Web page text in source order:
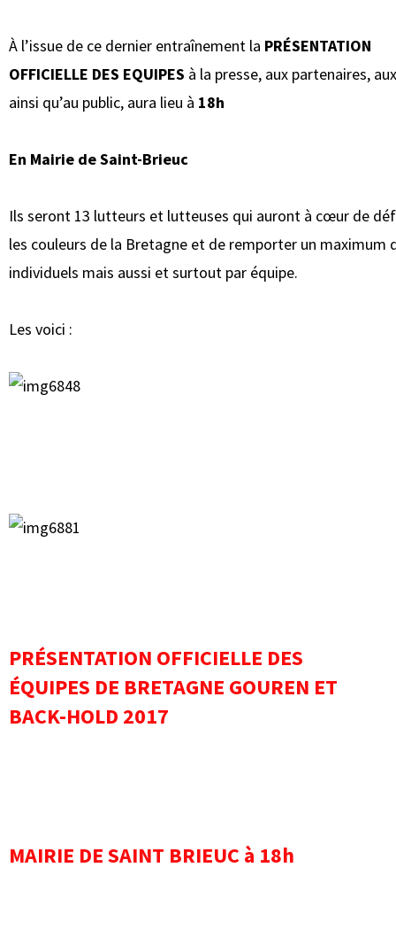
À l’issue de ce dernier entraînement la PRÉSENTATION
OFFICIELLE DES EQUIPES à la presse, aux partenaires,
ainsi qu’au public, aura lieu à 18h
En Mairie de Saint-Brieuc
Ils seront 13 lutteurs et lutteuses qui auront à cœur de
les couleurs de la Bretagne et de remporter un maximum
individuels mais aussi et surtout par équipe.
Les voici :
PRÉSENTATION OFFICIELLE DES
ÉQUIPES DE BRETAGNE GOUREN ET
BACK-HOLD 2017
MAIRIE DE SAINT BRIEUC à 18h